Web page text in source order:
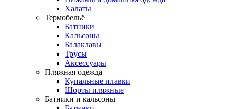
Халаты
Термобельё
Батники
Кальсоны
Балаклавы
Трусы
Аксессуары
Пляжная одежда
Купальные плавки
Шорты пляжные
Батники и кальсоны